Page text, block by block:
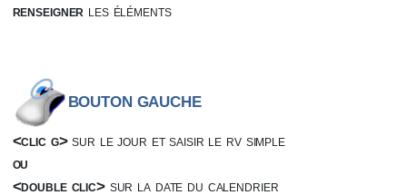
renseigner les éléments
BOUTON GAUCHE
<clic g>sur le jour et saisir le rv simple
ou
<double clic>sur la date du calendrier